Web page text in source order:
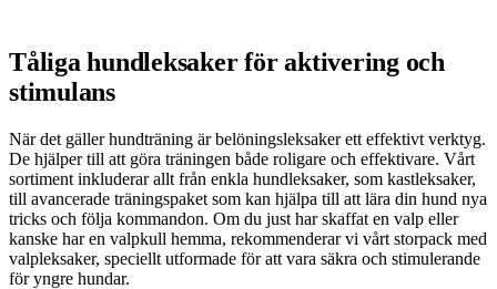
Tåliga hundleksaker för aktivering och
stimulans
När det gäller hundträning är belöningsleksaker ett effektivt verktyg.
De hjälper till att göra träningen både roligare och effektivare. Vårt
sortiment inkluderar allt från enkla hundleksaker, som kastleksaker,
till avancerade träningspaket som kan hjälpa till att lära din hund nya
tricks och följa kommandon. Om du just har skaffat en valp eller
kanske har en valpkull hemma, rekommenderar vi vårt storpack med
valpleksaker, speciellt utformade för att vara säkra och stimulerande
för yngre hundar.